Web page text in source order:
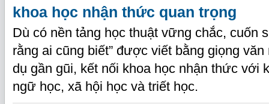
khoa học nhận thức quan trọng
Dù có nền tảng học thuật vững chắc, cuốn
rằng ai cũng biết” được viết bằng giọng
dụ gần gũi, kết nối khoa học nhận thức với
ngữ học, xã hội học và triết học.